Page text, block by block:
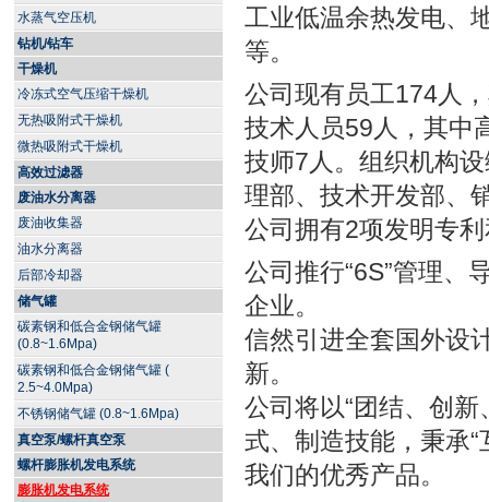
水蒸气空压机
钻机/钻车
干燥机
冷冻式空气压缩干燥机
无热吸附式干燥机
微热吸附式干燥机
高效过滤器
废油水分离器
废油收集器
油水分离器
后部冷却器
储气罐
碳素钢和低合金钢储气罐
(0.8~1.6Mpa)
碳素钢和低合金钢储气罐 (
2.5~4.0Mpa)
不锈钢储气罐 (0.8~1.6Mpa)
真空泵/螺杆真空泵
螺杆膨胀机发电系统
膨胀机发电系统
工业低温余热发电、
等。
公司现有员工174人
技术人员59人，其中
技师7人。组织机构
理部、技术开发部、
公司拥有2项发明专
公司推行“6S”管理、
企业。
信然引进全套国外设
新。
公司将以“团结、创
式、制造技能，秉承
我们的优秀产品。